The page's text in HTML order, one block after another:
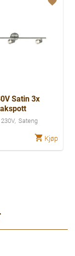
Satin 3x
230V Sateng
Kjøp